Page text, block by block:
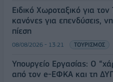
Ειδικό Χωροταξικό για τον
κανόνες για επενδύσεις,
πίεση
08/08/2026 - 13:21 ΤΟΥΡΙΣΜΟΣ
Υπουργείο Εργασίας: Ο
από τον e-ΕΦΚΑ και τη